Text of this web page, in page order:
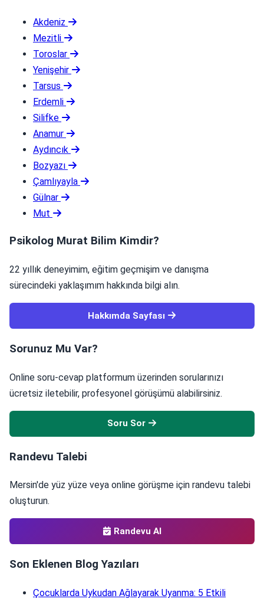
Akdeniz
Mezitli
Toroslar
Yenişehir
Tarsus
Erdemli
Silifke
Anamur
Aydıncık
Bozyazı
Çamlıyayla
Gülnar
Mut
Psikolog Murat Bilim Kimdir?
22 yıllık deneyimim, eğitim geçmişim ve danışma
sürecindeki yaklaşımım hakkında bilgi alın.
Hakkımda Sayfası
Sorunuz Mu Var?
Online soru-cevap platformum üzerinden sorularınızı
ücretsiz iletebilir, profesyonel görüşümü alabilirsiniz.
Soru Sor
Randevu Talebi
Mersin'de yüz yüze veya online görüşme için randevu talebi
oluşturun.
Randevu Al
Son Eklenen Blog Yazıları
Çocuklarda Uykudan Ağlayarak Uyanma: 5 Etkili